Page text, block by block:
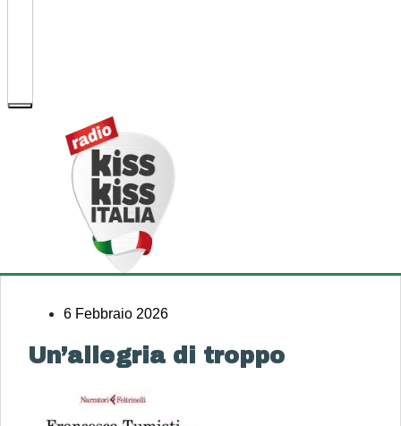
6 Febbraio 2026
Un’allegria di troppo